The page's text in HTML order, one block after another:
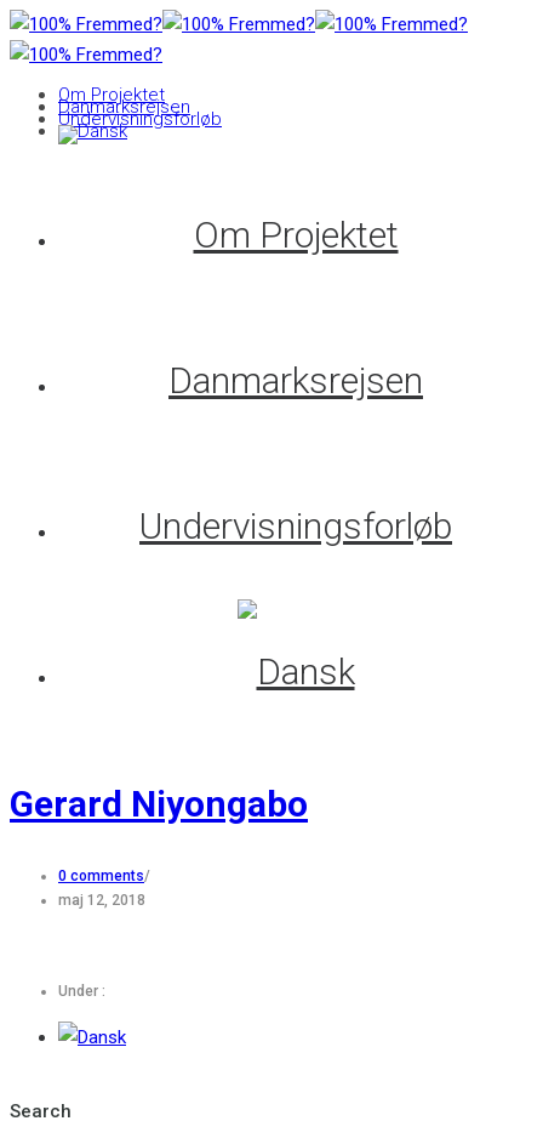
Om Projektet
Danmarksrejsen
Undervisningsforløb
Om Projektet
Danmarksrejsen
Undervisningsforløb
Gerard Niyongabo
0 comments/
maj 12, 2018
Under :
Search